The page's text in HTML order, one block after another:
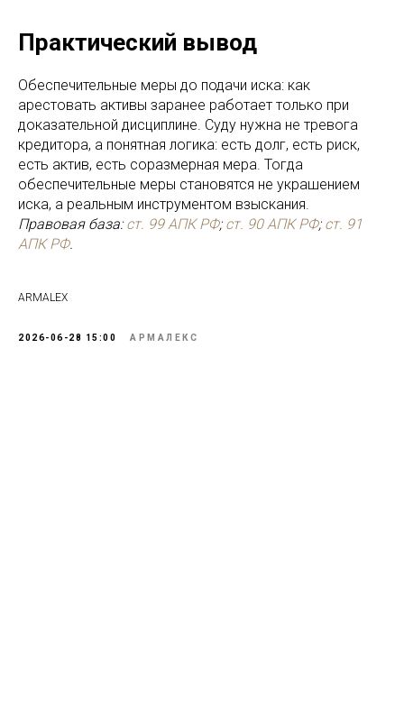
Практический вывод
Обеспечительные меры до подачи иска: как
арестовать активы заранее работает только при
доказательной дисциплине. Суду нужна не тревога
кредитора, а понятная логика: есть долг, есть риск,
есть актив, есть соразмерная мера. Тогда
обеспечительные меры становятся не украшением
иска, а реальным инструментом взыскания.
Правовая база:ст. 99 АПК РФ; ст. 90 АПК РФ; ст. 91
АПК РФ.
ARMALEX
2026-06-28 15:00 АРМАЛЕКС